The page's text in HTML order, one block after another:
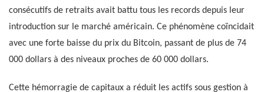
consécutifs de retraits avait battu tous les records depuis leur
introduction sur le marché américain. Ce phénomène coïncidait
avec une forte baisse du prix du Bitcoin, passant de plus de 74
000 dollars à des niveaux proches de 60 000 dollars.
Cette hémorragie de capitaux a réduit les actifs sous gestion à